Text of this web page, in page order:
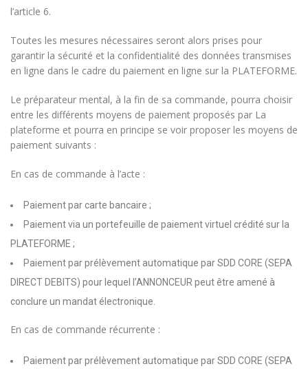
l’article 6.
Toutes les mesures nécessaires seront alors prises pour
garantir la sécurité et la confidentialité des données transmises
en ligne dans le cadre du paiement en ligne sur la PLATEFORME.
Le préparateur mental, à la fin de sa commande, pourra choisir
entre les différents moyens de paiement proposés par La
plateforme et pourra en principe se voir proposer les moyens de
paiement suivants :
En cas de commande à l’acte :
Paiement par carte bancaire ;
Paiement via un portefeuille de paiement virtuel crédité sur la
PLATEFORME ;
Paiement par prélèvement automatique par SDD CORE (SEPA
DIRECT DEBITS) pour lequel l’ANNONCEUR peut être amené à
conclure un mandat électronique.
En cas de commande récurrente :
Paiement par prélèvement automatique par SDD CORE (SEPA